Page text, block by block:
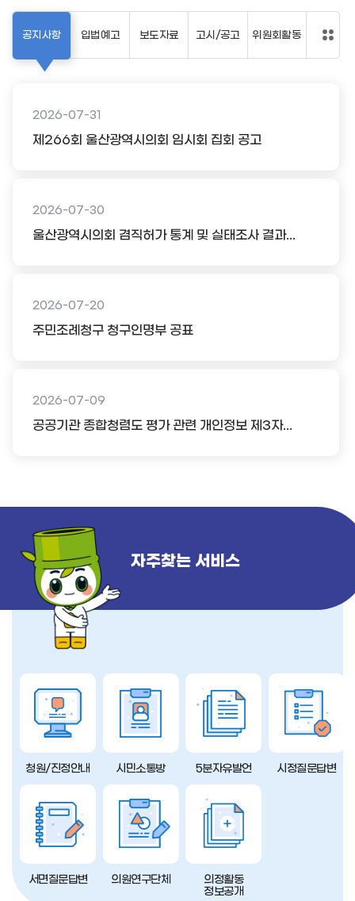
공지사항
2026-07-31
제266회 울산광역시의회 임시회 집회 공고
2026-07-30
울산광역시의회 겸직허가 통계 및 실태조사 결과...
2026-07-20
주민조례청구 청구인명부 공표
2026-07-09
공공기관 종합청렴도 평가 관련 개인정보 제3자...
입법예고 보도자료 고시/공고 위원회활동
자주찾는 서비스
청원/진정안내 시민소통방 5분자유발언 시정질문답변
서면질문답변 의원연구단체
의정활동
정보공개